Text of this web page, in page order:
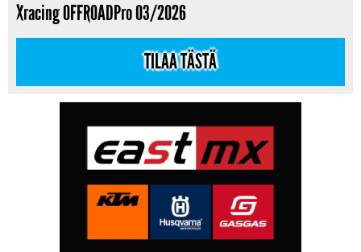
Xracing OFFROADPro 03/2026
TILAA TÄSTÄ